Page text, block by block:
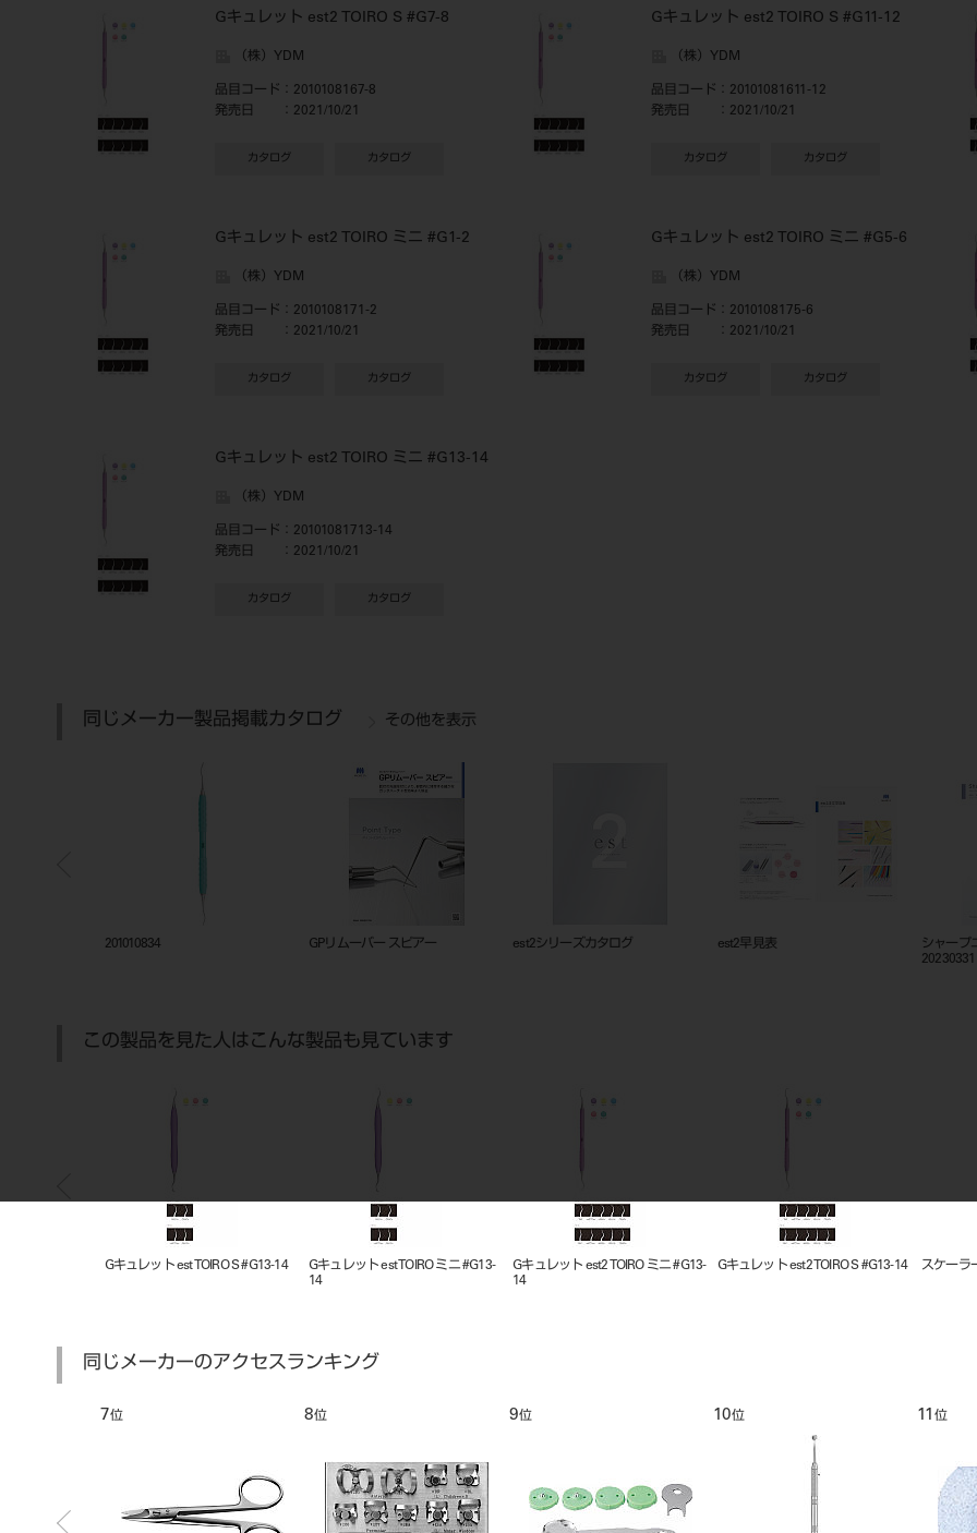
Gキュレット est2 TOIRO S #G7-8
（株）YDM
品目コード ：2010108167-8
発売日
：2021/10/21
カタログ カタログ
Gキュレット est2 TOIRO S #G11-12
（株）YDM
品目コード ：20101081611-12
発売日
：2021/10/21
カタログ カタログ
Gキュレット est2 TOIRO ミニ #G1-2
（株）YDM
品目コード ：2010108171-2
発売日
：2021/10/21
カタログ カタログ
Gキュレット est2 TOIRO ミニ #G5-6
（株）YDM
品目コード ：2010108175-6
発売日
：2021/10/21
カタログ カタログ
Gキュレット est2 TOIRO ミニ #G13-14
（株）YDM
品目コード ：20101081713-14
発売日
：2021/10/21
カタログ カタログ
同じメーカー製品掲載カタログ その他を表示
201010834 GPリムーバー スピアー est2シリーズカタログ est2早見表
シャープ
20230331
この製品を見た人はこんな製品も見ています
Gキュレット est TOIRO S #G13-14
Gキュレット est TOIRO ミニ #G13-
14
Gキュレット est2 TOIRO ミニ #G13-
14
Gキュレット est2 TOIRO S #G13-14 スケーラ
同じメーカーのアクセスランキング
7位 8位 9位 10位 11位